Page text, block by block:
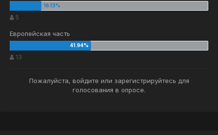
5
Европейская часть
13
Пожалуйста, войдите или зарегистрируйтесь для
голосования в опросе.